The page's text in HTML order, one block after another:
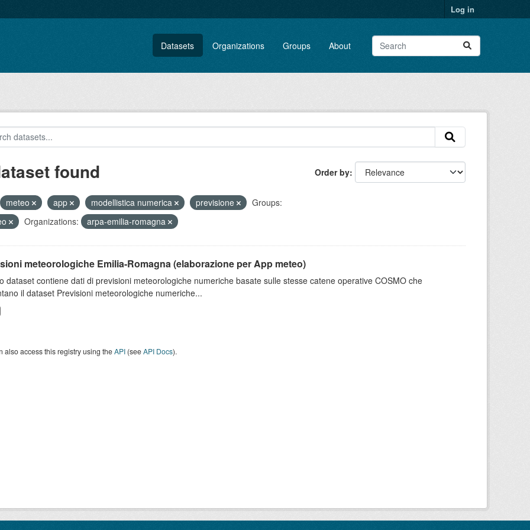
Log in
Datasets Organizations Groups About
Order by
found
meteo app modellistica numerica previsione
Groups:
Organizations: arpa-emilia-romagna
meteorologiche Emilia-Romagna (elaborazione per App meteo)
dataset contiene dati di previsioni meteorologiche numeriche basate sulle stesse catene operative COSMO che
il dataset Previsioni meteorologiche numeriche...
also access this registry using theAPI(seeAPI Docs).